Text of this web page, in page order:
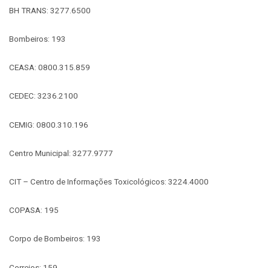
BH TRANS: 3277.6500
Bombeiros: 193
CEASA: 0800.315.859
CEDEC: 3236.2100
CEMIG: 0800.310.196
Centro Municipal: 3277.9777
CIT – Centro de Informações Toxicológicos: 3224.4000
COPASA: 195
Corpo de Bombeiros: 193